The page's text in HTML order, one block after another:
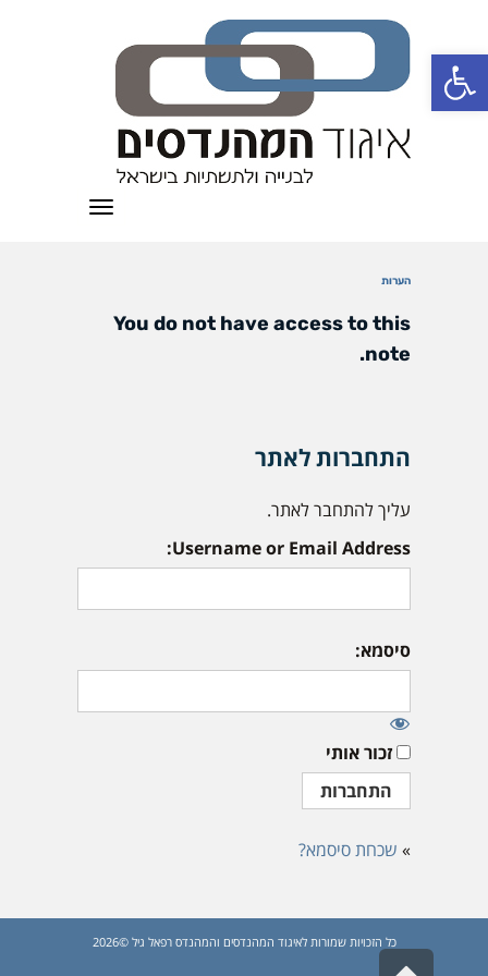
פתח סרגל נגישות
תפריט
הערות
You do not have access to this
note.
התחברות לאתר
עליך להתחבר לאתר.
Username or Email Address:
סיסמא:
זכור אותי
» שכחת סיסמא?
כל הזכויות שמורות לאיגוד המהנדסים והמהנדס רפאל גיל ©2026